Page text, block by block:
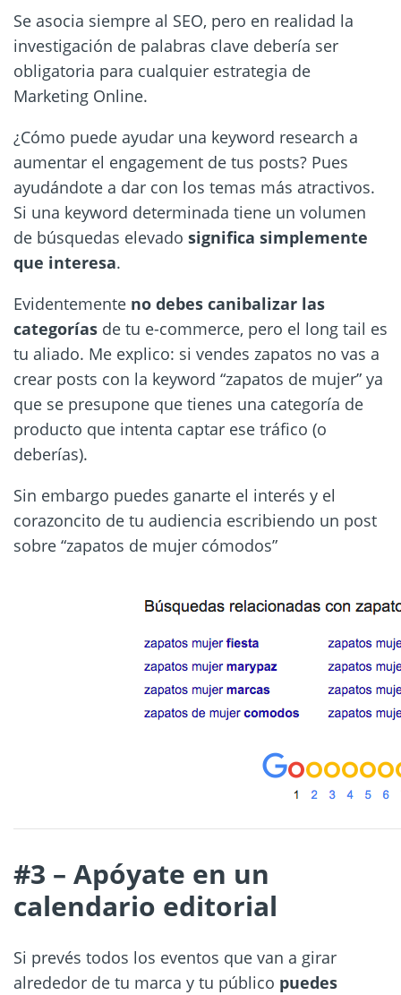
Se asocia siempre al SEO, pero en realidad la
investigación de palabras clave debería ser
obligatoria para cualquier estrategia de
Marketing Online.
¿Cómo puede ayudar una keyword research a
aumentar el engagement de tus posts? Pues
ayudándote a dar con los temas más atractivos.
Si una keyword determinada tiene un volumen
de búsquedas elevado significa simplemente
que interesa.
Evidentemente no debes canibalizar las
categorías de tu e-commerce, pero el long tail es
tu aliado. Me explico: si vendes zapatos no vas a
crear posts con la keyword “zapatos de mujer” ya
que se presupone que tienes una categoría de
producto que intenta captar ese tráfico (o
deberías).
Sin embargo puedes ganarte el interés y el
corazoncito de tu audiencia escribiendo un post
sobre “zapatos de mujer cómodos”
#3 – Apóyate en un
calendario editorial
Si prevés todos los eventos que van a girar
alrededor de tu marca y tu público puedes